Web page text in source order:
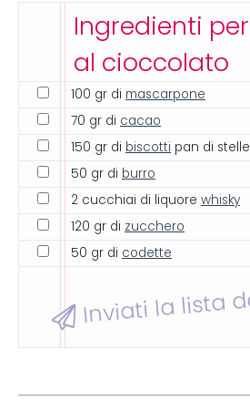
Ingredienti
al cioccolato
100 gr di mascarpone
70 gr di cacao
150 gr di biscotti pan di stelle
50 gr di burro
2 cucchiai di liquore whisky
120 gr di zucchero
50 gr di codette
Inviati la lista